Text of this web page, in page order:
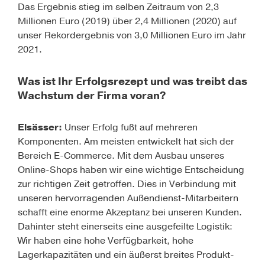
Das Ergebnis stieg im selben Zeitraum von 2,3
Millionen Euro (2019) über 2,4 Millionen (2020) auf
unser Rekordergebnis von 3,0 Millionen Euro im Jahr
2021.
Was ist Ihr Erfolgsrezept und was treibt das
Wachstum der Firma voran?
Elsässer: Unser Erfolg fußt auf mehreren
Komponenten. Am meisten entwickelt hat sich der
Bereich E-Commerce. Mit dem Ausbau unseres
Online-Shops haben wir eine wichtige Entscheidung
zur richtigen Zeit getroffen. Dies in Verbindung mit
unseren hervorragenden Außendienst-Mitarbeitern
schafft eine enorme Akzeptanz bei unseren Kunden.
Dahinter steht einerseits eine ausgefeilte Logistik:
Wir haben eine hohe Verfügbarkeit, hohe
Lagerkapazitäten und ein äußerst breites Produkt-